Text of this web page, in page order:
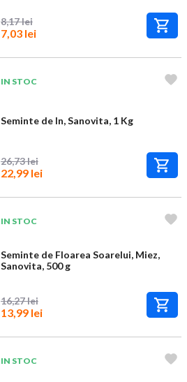
8,17 lei
7,03 lei
IN STOC
Seminte de In, Sanovita, 1 Kg
26,73 lei
22,99 lei
IN STOC
Seminte de Floarea Soarelui, Miez,
Sanovita, 500 g
16,27 lei
13,99 lei
IN STOC